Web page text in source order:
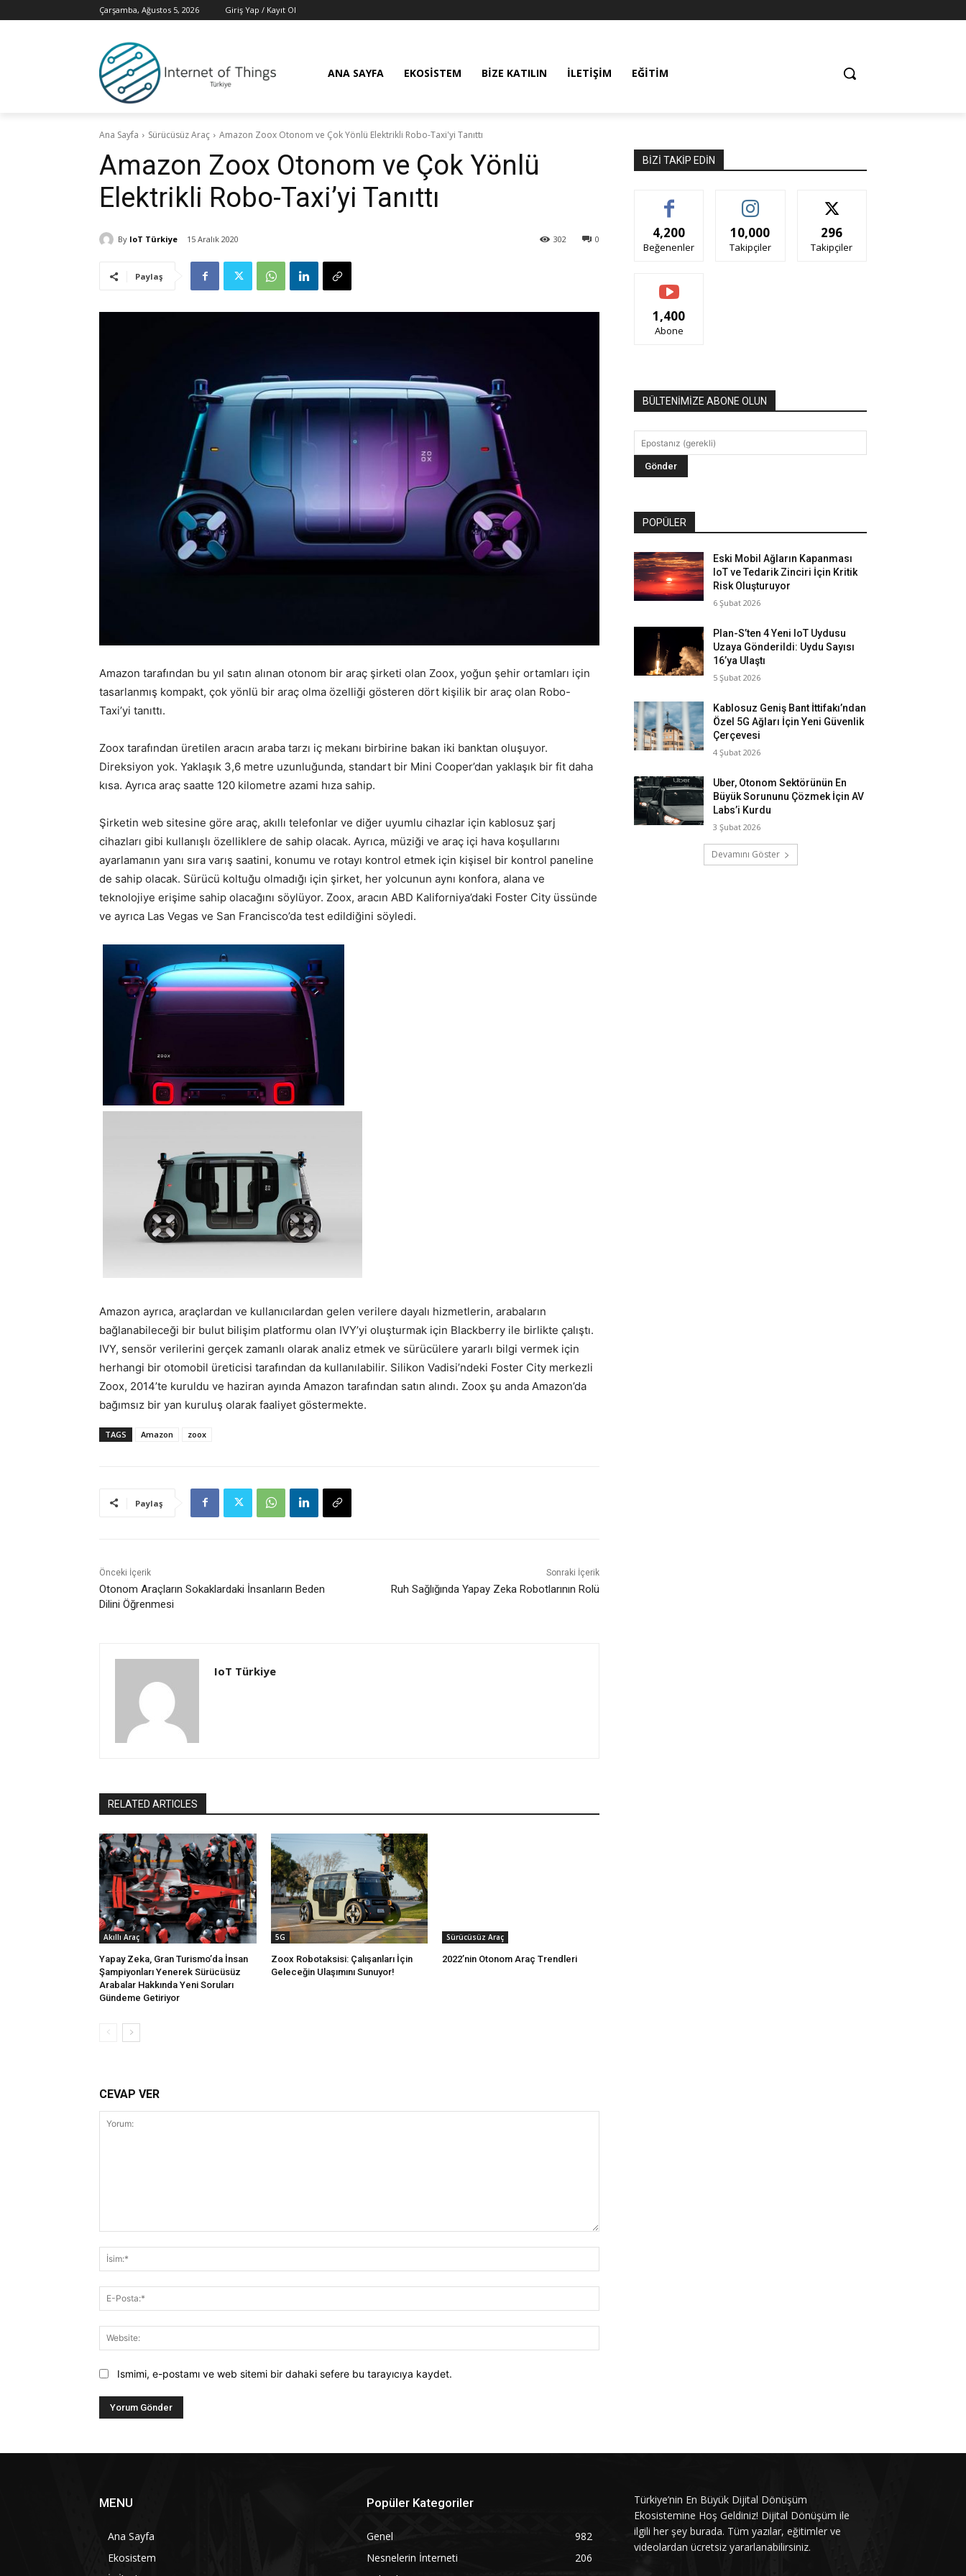
Çarşamba, Ağustos 5, 2026 Giriş Yap / Kayıt Ol
ANA SAYFA EKOSISTEM BIZE KATILIN İLETIŞIM EĞITIM
Ana Sayfa Sürücüsüz Araç Amazon Zoox Otonom ve Çok Yönlü Elektrikli Robo-Taxi'yi Tanıttı
Amazon Zoox Otonom ve Çok Yönlü
Elektrikli Robo-Taxi’yi Tanıttı
By IoT Türkiye 15 Aralık 2020 0
302
Paylaş
Amazon tarafından bu yıl satın alınan otonom bir araç şirketi olan Zoox, yoğun şehir ortamları için
tasarlanmış kompakt, çok yönlü bir araç olma özelliği gösteren dört kişilik bir araç olan Robo-
Taxi’yi tanıttı.
Zoox tarafından üretilen aracın araba tarzı iç mekanı birbirine bakan iki banktan oluşuyor.
Direksiyon yok. Yaklaşık 3,6 metre uzunluğunda, standart bir Mini Cooper’dan yaklaşık bir fit daha
kısa. Ayrıca araç saatte 120 kilometre azami hıza sahip.
Şirketin web sitesine göre araç, akıllı telefonlar ve diğer uyumlu cihazlar için kablosuz şarj
cihazları gibi kullanışlı özelliklere de sahip olacak. Ayrıca, müziği ve araç içi hava koşullarını
ayarlamanın yanı sıra varış saatini, konumu ve rotayı kontrol etmek için kişisel bir kontrol paneline
de sahip olacak. Sürücü koltuğu olmadığı için şirket, her yolcunun aynı konfora, alana ve
teknolojiye erişime sahip olacağını söylüyor. Zoox, aracın ABD Kaliforniya’daki Foster City üssünde
ve ayrıca Las Vegas ve San Francisco’da test edildiğini söyledi.
Amazon ayrıca, araçlardan ve kullanıcılardan gelen verilere dayalı hizmetlerin, arabaların
bağlanabileceği bir bulut bilişim platformu olan IVY’yi oluşturmak için Blackberry ile birlikte çalıştı.
IVY, sensör verilerini gerçek zamanlı olarak analiz etmek ve sürücülere yararlı bilgi vermek için
herhangi bir otomobil üreticisi tarafından da kullanılabilir. Silikon Vadisi’ndeki Foster City merkezli
Zoox, 2014’te kuruldu ve haziran ayında Amazon tarafından satın alındı. Zoox şu anda Amazon’da
bağımsız bir yan kuruluş olarak faaliyet göstermekte.
TAGS Amazon zoox
Paylaş
Önceki İçerik
Otonom Araçların Sokaklardaki İnsanların Beden
Dilini Öğrenmesi
Sonraki İçerik
Ruh Sağlığında Yapay Zeka Robotlarının Rolü
IoT Türkiye
RELATED ARTICLES
Akıllı Araç
Yapay Zeka, Gran Turismo’da İnsan
Şampiyonları Yenerek Sürücüsüz
Arabalar Hakkında Yeni Soruları
Gündeme Getiriyor
5G
Zoox Robotaksisi: Çalışanları İçin
Geleceğin Ulaşımını Sunuyor!
Sürücüsüz Araç
2022’nin Otonom Araç Trendleri
CEVAP VER
Posta:*
Ismimi, e-postamı ve web sitemi bir dahaki sefere bu tarayıcıya kaydet.
BIZI TAKIP EDIN
4,200
Beğenenler
10,000
Takipçiler
296
Takipçiler
1,400
Abone
BÜLTENİMİZE ABONE OLUN
POPÜLER
Eski Mobil Ağların Kapanması
IoT ve Tedarik Zinciri İçin Kritik
Risk Oluşturuyor
6 Şubat 2026
Plan-S’ten 4 Yeni IoT Uydusu
Uzaya Gönderildi: Uydu Sayısı
16’ya Ulaştı
5 Şubat 2026
Kablosuz Geniş Bant İttifakı’ndan
Özel 5G Ağları İçin Yeni Güvenlik
Çerçevesi
4 Şubat 2026
Uber, Otonom Sektörünün En
Büyük Sorununu Çözmek İçin AV
Labs’i Kurdu
3 Şubat 2026
Devamını Göster
MENU
Ana Sayfa
Ekosistem
Popüler Kategoriler
Genel
982
Nesnelerin İnterneti
206
Türkiye’nin En Büyük Dijital Dönüşüm
Ekosistemine Hoş Geldiniz! Dijital Dönüşüm ile
ilgili her şey burada. Tüm yazılar, eğitimler ve
videolardan ücretsiz yararlanabilirsiniz.